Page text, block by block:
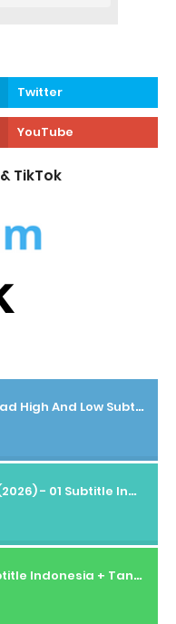
TikTok
Seluruh Link Download High And Low Subtitle Indonesia
Ichijigen no Sashiki (2026) - 01 Subtitle Indonesia
First Love (2022) Subtitle Indonesia + Tanpa Iklan + Streaming + 1080p